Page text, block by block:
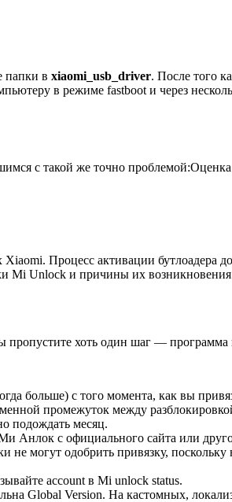
папки в xiaomi_usb_driver. После того
в режиме fastboot и через
с такой же точно проблемой:
Процесс активации бутлоадера
Mi Unlock и причины их
пропустите хоть один шаг — программа
больше) с того момента, как вы
промежуток между
подождать месяц.
Анлок с официального сайта или
могут одобрить привязку,
account в Mi unlock status.
Global Version. На кастомных,